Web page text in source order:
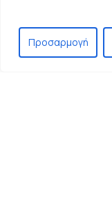
Προσαρμογή
Log in
Entries feed